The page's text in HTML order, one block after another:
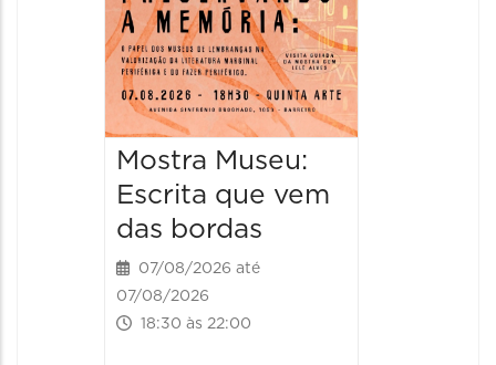
Mostra Museu:
Escrita que vem
das bordas
07/08/2026 até
07/08/2026
18:30 às 22:00